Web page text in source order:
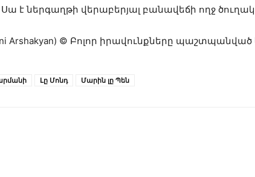
Սա է ներգաղթի վերաբերյալ բանավեճի ողջ
Arshakyan) © Բոլոր իրավունքները պաշտպանված
Լը Մոնդ Մարին լը Պեն